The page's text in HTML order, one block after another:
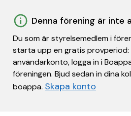
Denna förening är inte
Du som är styrelsemedlem i
starta upp en gratis
användarkonto, logga in i
föreningen. Bjud sedan in dina
boappa. Skapa konto